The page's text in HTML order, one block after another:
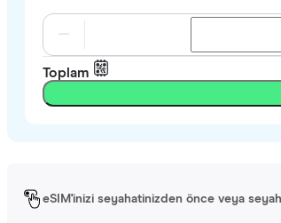
Toplam
eSIM'inizi seyahatinizden önce veya